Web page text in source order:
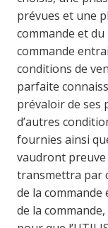
prévues et une
commande et
commande
conditions de
parfaite
prévaloir de ses
d’autres
fournies ainsi
vaudront
transmettra par
de la
de la